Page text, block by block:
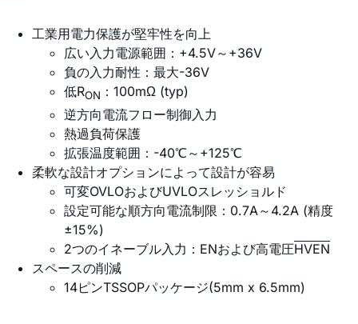
工業用電力保護が堅牢性を向上
広い入力電源範囲：+4.5V～+36V
負の入力耐性：最大-36V
低RON ：100mΩ (typ)
逆方向電流フロー制御入力
熱過負荷保護
拡張温度範囲：-40℃～+125℃
柔軟な設計オプションによって設計が容易
可変OVLOおよびUVLOスレッショルド
設定可能な順方向電流制限：0.7A～4.2A (精度
±15%)
2つのイネーブル入力：ENおよび高電圧HVEN
スペースの削減
14ピンTSSOPパッケージ(5mm x 6.5mm)